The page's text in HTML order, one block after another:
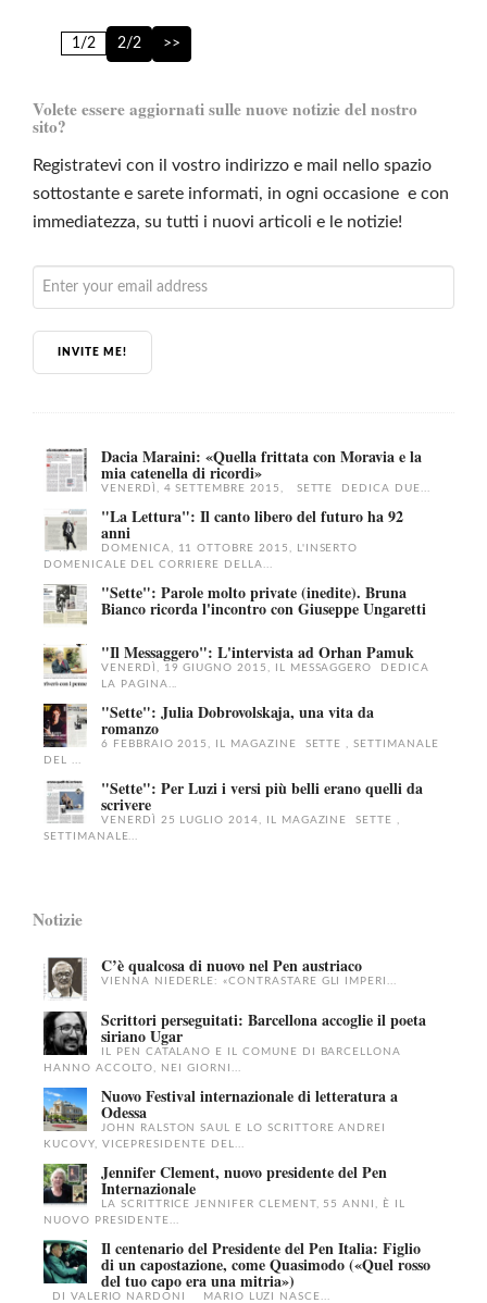
1/2 2/2 >>
Volete essere aggiornati sulle nuove notizie del nostro
sito?
Registratevi con il vostro indirizzo e mail nello spazio
sottostante e sarete informati, in ogni occasione e con
immediatezza, su tutti i nuovi articoli e le notizie!
INVITE ME!
Dacia Maraini: «Quella frittata con Moravia e la
mia catenella di ricordi»
VENERDÌ, 4 SETTEMBRE 2015, SETTE DEDICA DUE...
"La Lettura": Il canto libero del futuro ha 92
anni
DOMENICA, 11 OTTOBRE 2015, L'INSERTO
DOMENICALE DEL CORRIERE DELLA...
"Sette": Parole molto private (inedite). Bruna
Bianco ricorda l'incontro con Giuseppe Ungaretti
"Il Messaggero": L'intervista ad Orhan Pamuk
VENERDÌ, 19 GIUGNO 2015, IL MESSAGGERO DEDICA
LA PAGINA...
"Sette": Julia Dobrovolskaja, una vita da
romanzo
6 FEBBRAIO 2015, IL MAGAZINE SETTE , SETTIMANALE
DEL ...
"Sette": Per Luzi i versi più belli erano quelli da
scrivere
VENERDÌ 25 LUGLIO 2014, IL MAGAZINE SETTE ,
SETTIMANALE...
Notizie
C’è qualcosa di nuovo nel Pen austriaco
VIENNA NIEDERLE: «CONTRASTARE GLI IMPERI...
Scrittori perseguitati: Barcellona accoglie il poeta
siriano Ugar
IL PEN CATALANO E IL COMUNE DI BARCELLONA
HANNO ACCOLTO, NEI GIORNI...
Nuovo Festival internazionale di letteratura a
Odessa
JOHN RALSTON SAUL E LO SCRITTORE ANDREI
KUCOVY, VICEPRESIDENTE DEL...
Jennifer Clement, nuovo presidente del Pen
Internazionale
LA SCRITTRICE JENNIFER CLEMENT, 55 ANNI, È IL
NUOVO PRESIDENTE...
Il centenario del Presidente del Pen Italia: Figlio
di un capostazione, come Quasimodo («Quel rosso
del tuo capo era una mitria»)
DI VALERIO NARDONI MARIO LUZI NASCE...